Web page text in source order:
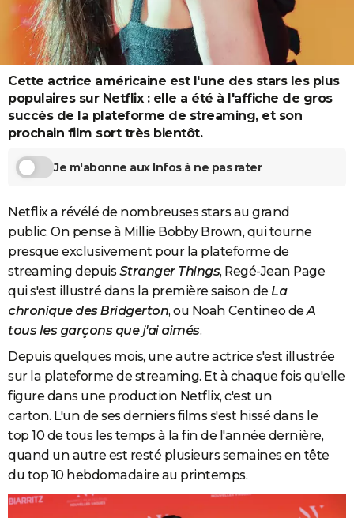
Destinations
City break
Voyage nature
Voyage de noces
Forum
Climat
+PHOTO
GUIDES D'ACHAT
BONS PLANS
CARTE DE VOEUX
Carte Bonne année
Carte Pâques
Dictionnaire
Biographies
Citations
Expressions
Proverbes
PROGRAMME TV
COPAINS D'AVANT
S'inscrire
Se connecter
Lycées
Collèges
Primaires
Universités
Entreprises
Service militaire
Avis de recherche
FORUM
Bricolage
Lifestyle
Culture
Sport
Auto
Television
Voyage
Cinema
Cette actrice américaine est l'une des stars les plus
populaires sur Netflix : elle a été à l'affiche de gros
succès de la plateforme de streaming, et son
prochain film sort très bientôt.
Je m'abonne aux Infos à ne pas rater
Netflix a révélé de nombreuses stars au grand
public. On pense à Millie Bobby Brown, qui tourne
presque exclusivement pour la plateforme de
streaming depuisStranger Things, Regé-Jean Page
qui s'est illustré dans la première saison de La
chronique des Bridgerton, ou Noah Centineo deA
tous les garçons que j'ai aimés.
Depuis quelques mois, une autre actrice s'est illustrée
sur la plateforme de streaming. Et à chaque fois qu'elle
figure dans une production Netflix, c'est un
carton. L'un de ses derniers films s'est hissé dans le
top 10 de tous les temps à la fin de l'année dernière,
quand un autre est resté plusieurs semaines en tête
du top 10 hebdomadaire au printemps.